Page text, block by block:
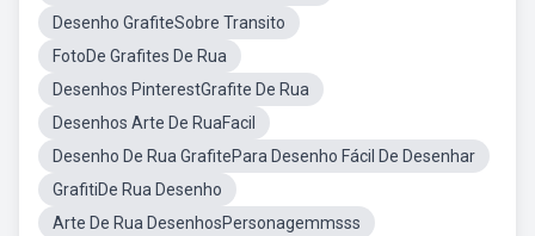
Desenho GrafiteSobre Transito
FotoDe Grafites De Rua
Desenhos PinterestGrafite De Rua
Desenhos Arte De RuaFacil
Desenho De Rua GrafitePara Desenho Fácil De Desenhar
GrafitiDe Rua Desenho
Arte De Rua DesenhosPersonagemmsss